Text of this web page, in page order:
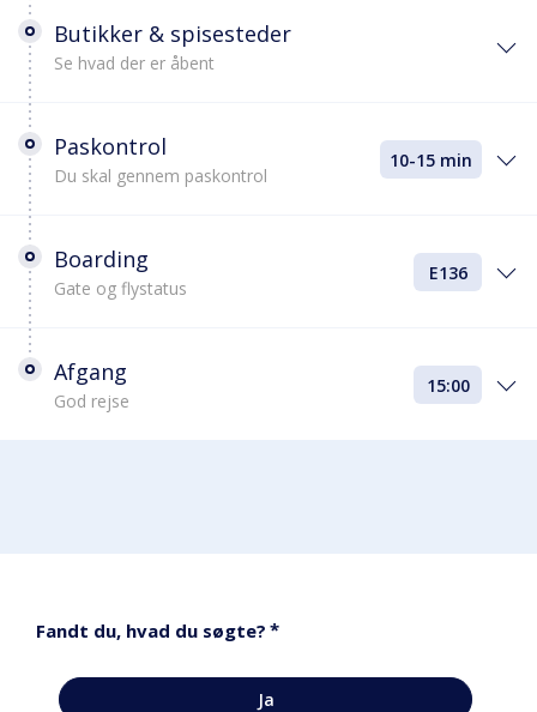
Butikker & spisesteder
Se hvad der er åbent
Paskontrol
Du skal gennem paskontrol
10-15 min
Boarding
Gate og flystatus
E136
Afgang
God rejse
15:00
Fandt du, hvad du søgte? *
Ja